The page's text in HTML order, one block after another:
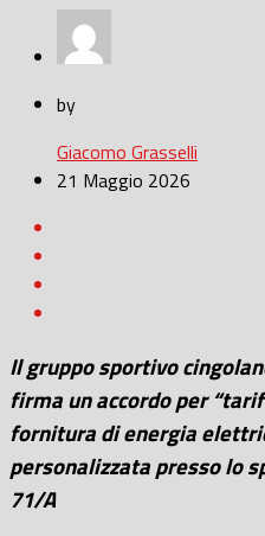
by
Giacomo Grasselli
21 Maggio 2026
Il gruppo sportivo
firma un accordo per
fornitura di energia
personalizzata presso lo
71/A